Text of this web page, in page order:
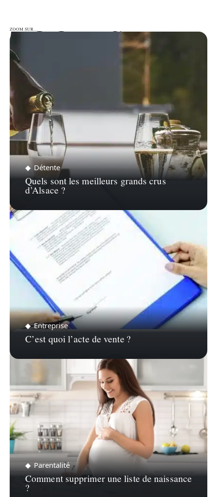
ZOOM SUR…
ZOOM SUR…
Détente
Quels sont les meilleurs grands crus
d’Alsace ?
Entreprise
C’est quoi l’acte de vente ?
Parentalité
Comment supprimer une liste de naissance
?